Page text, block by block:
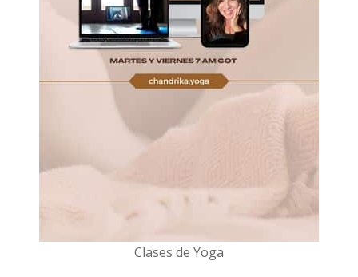
Clases de Yoga